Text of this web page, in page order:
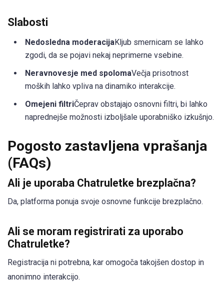
Slabosti
Nedosledna moderacijaKljub smernicam se lahko
zgodi, da se pojavi nekaj neprimerne vsebine.
Neravnovesje med spolomaVečja prisotnost
moških lahko vpliva na dinamiko interakcije.
Omejeni filtriČeprav obstajajo osnovni filtri, bi lahko
naprednejše možnosti izboljšale uporabniško izkušnjo.
Pogosto zastavljena vprašanja
(FAQs)
Ali je uporaba Chatruletke brezplačna?
Da, platforma ponuja svoje osnovne funkcije brezplačno.
Ali se moram registrirati za uporabo
Chatruletke?
Registracija ni potrebna, kar omogoča takojšen dostop in
anonimno interakcijo.